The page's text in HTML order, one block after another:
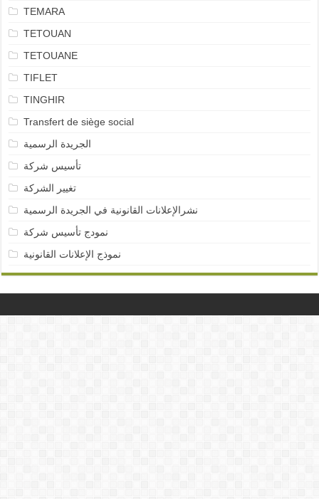
TEMARA
TETOUAN
TETOUANE
TIFLET
TINGHIR
Transfert de siège social
الجريدة الرسمية
تأسيس شركة
تغيير الشركة
نشرالإعلانات القانونية في الجريدة الرسمية
نمودج تأسيس شركة
نموذج الإعلانات القانونية